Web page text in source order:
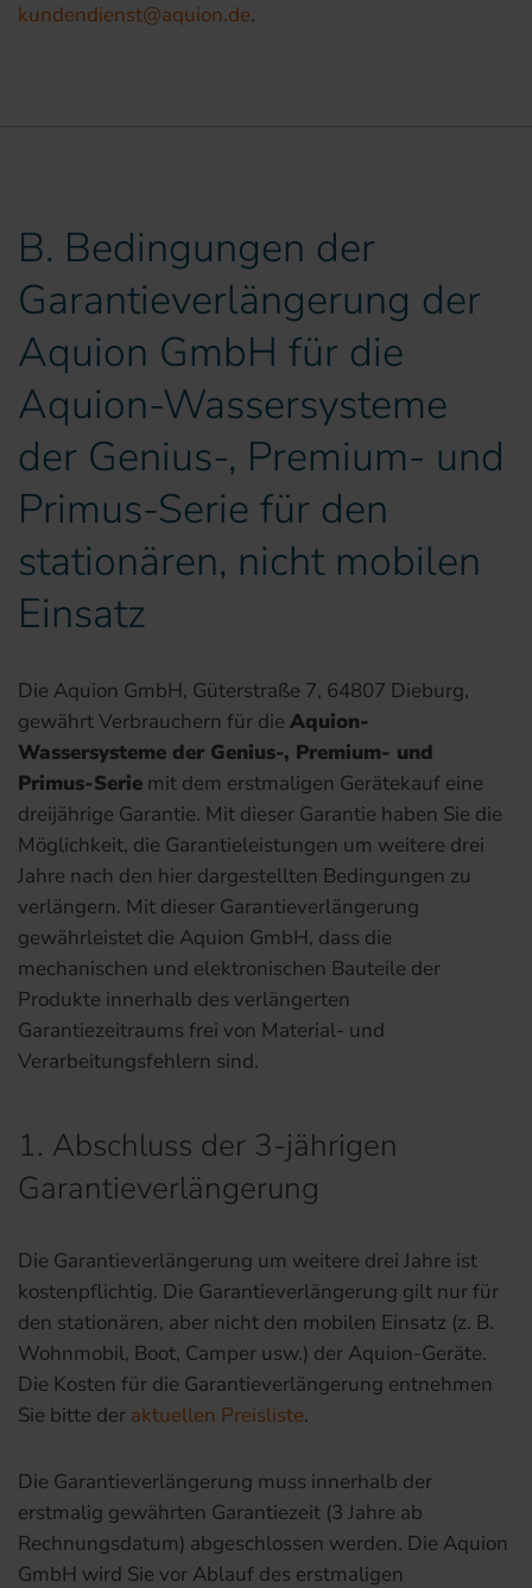
kundendienst@aquion.de.
B. Bedingungen der
Garantieverlängerung der
Aquion GmbH für die
Aquion-Wassersysteme
der Genius-, Premium- und
Primus-Serie für den
stationären, nicht mobilen
Einsatz
Die Aquion GmbH, Güterstraße 7, 64807 Dieburg,
gewährt Verbrauchern für die Aquion-
Wassersysteme der Genius-, Premium- und
Primus-Serie mit dem erstmaligen Gerätekauf eine
dreijährige Garantie. Mit dieser Garantie haben Sie die
Möglichkeit, die Garantieleistungen um weitere drei
Jahre nach den hier dargestellten Bedingungen zu
verlängern. Mit dieser Garantieverlängerung
gewährleistet die Aquion GmbH, dass die
mechanischen und elektronischen Bauteile der
Produkte innerhalb des verlängerten
Garantiezeitraums frei von Material- und
Verarbeitungsfehlern sind.
1. Abschluss der 3-jährigen
Garantieverlängerung
Die Garantieverlängerung um weitere drei Jahre ist
kostenpflichtig. Die Garantieverlängerung gilt nur für
den stationären, aber nicht den mobilen Einsatz (z. B.
Wohnmobil, Boot, Camper usw.) der Aquion-Geräte.
Die Kosten für die Garantieverlängerung entnehmen
Sie bitte der aktuellen Preisliste.
Die Garantieverlängerung muss innerhalb der
erstmalig gewährten Garantiezeit (3 Jahre ab
Rechnungsdatum) abgeschlossen werden. Die Aquion
GmbH wird Sie vor Ablauf des erstmaligen